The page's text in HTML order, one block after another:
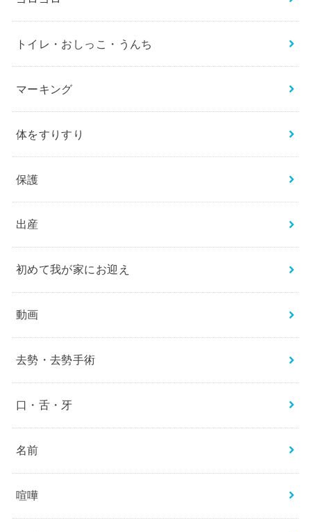
トイレ・おしっこ・うんち
マーキング
体をすりすり
保護
出産
初めて我が家にお迎え
動画
去勢・去勢手術
口・舌・牙
名前
喧嘩